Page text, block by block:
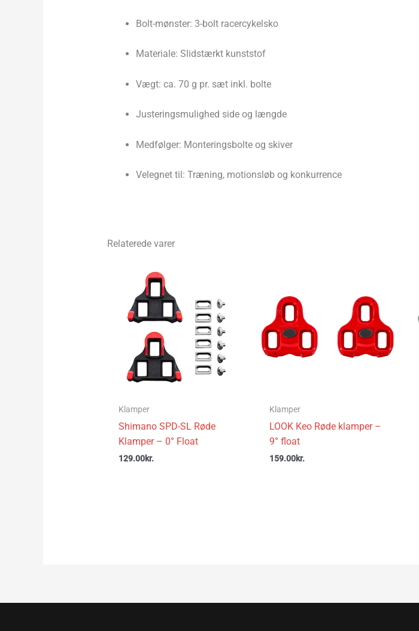
Bolt-mønster: 3-bolt racercykelsko
Materiale: Slidstærkt kunststof
Vægt: ca. 70 g pr. sæt inkl. bolte
Justeringsmulighed side og længde
Medfølger: Monteringsbolte og skiver
Velegnet til: Træning, motionsløb og konkurrence
Relaterede varer
Klamper
Shimano SPD-SL Røde
Klamper – 0° Float
129.00kr.
Klamper
LOOK Keo Røde klamper –
9° float
159.00kr.